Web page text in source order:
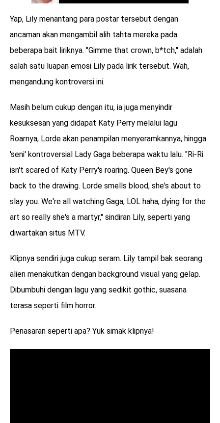
Yap, Lily menantang para postar tersebut dengan
ancaman akan mengambil alih tahta mereka pada
beberapa bait liriknya. "Gimme that crown, b*tch," adalah
salah satu luapan emosi Lily pada lirik tersebut. Wah,
mengandung kontroversi ini.
Masih belum cukup dengan itu, ia juga menyindir
kesuksesan yang didapat Katy Perry melalui lagu
Roarnya, Lorde akan penampilan menyeramkannya, hingga
'seni' kontroversial Lady Gaga beberapa waktu lalu. "Ri-Ri
isn't scared of Katy Perry's roaring. Queen Bey's gone
back to the drawing. Lorde smells blood, she's about to
slay you. We're all watching Gaga, LOL haha, dying for the
art so really she's a martyr," sindiran Lily, seperti yang
diwartakan situs MTV.
Klipnya sendiri juga cukup seram. Lily tampil bak seorang
alien menakutkan dengan background visual yang gelap.
Dibumbuhi dengan lagu yang sedikit gothic, suasana
terasa seperti film horror.
Penasaran seperti apa? Yuk simak klipnya!